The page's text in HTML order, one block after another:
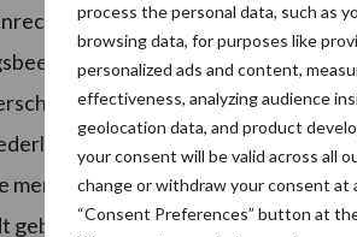
process the personal data, such as
browsing data, for purposes like
personalized ads and content,
effectiveness, analyzing audience
geolocation data, and product
your consent will be valid across all
change or withdraw your consent at
“Consent Preferences” button at
Mogelijke
Terrorisme Nederland
vormen van
voornamelijk sprake van
als extremisme, nu personen
op tegen activisme,